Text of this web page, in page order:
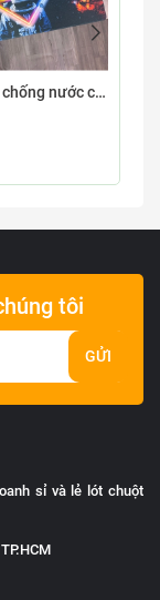
Lót chuột chống nước cỡ lớn 80x30cm dày 3mm ASTRO-02-80X30
tôi
GỬI
sỉ và lẻ lót chuột